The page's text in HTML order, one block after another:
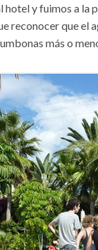
y fuimos a la
reconocer que el
más o